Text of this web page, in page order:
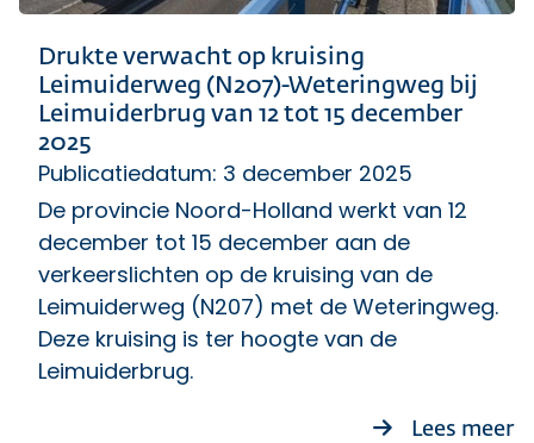
Drukte verwacht op kruising
Leimuiderweg (N207)-Weteringweg bij
Leimuiderbrug van 12 tot 15 december
2025
Publicatiedatum: 3 december 2025
De provincie Noord-Holland werkt van 12
december tot 15 december aan de
verkeerslichten op de kruising van de
Leimuiderweg (N207) met de Weteringweg.
Deze kruising is ter hoogte van de
Leimuiderbrug.
Lees meer